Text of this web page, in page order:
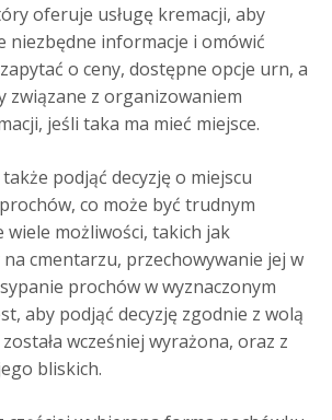
oferuje usługę kremacji, aby
niezbędne informacje i omówić
o ceny, dostępne opcje urn, a
związane z organizowaniem
jeśli taka ma mieć miejsce.
podjąć decyzję o miejscu
co może być trudnym
wiele możliwości, takich jak
cmentarzu, przechowywanie jej w
prochów w wyznaczonym
aby podjąć decyzję zgodnie z wolą
wcześniej wyrażona, oraz z
bliskich.